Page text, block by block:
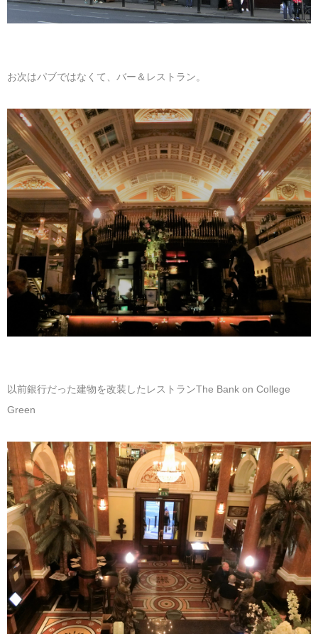
お次はパブではなくて、バー＆レストラン。
以前銀行だった建物を改装したレストランThe Bank on College
Green